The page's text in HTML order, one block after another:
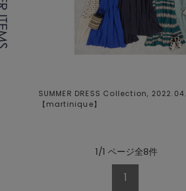
SUMMER DRESS Collection,
【 martinique】
1/1 ページ全8件
1